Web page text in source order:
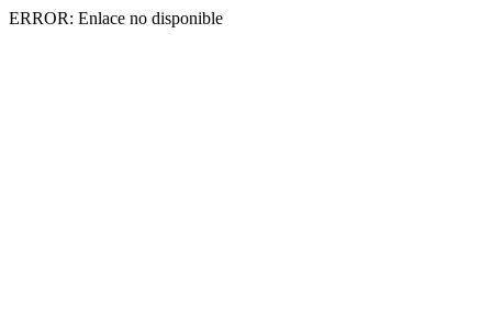
ERROR: Enlace no disponible